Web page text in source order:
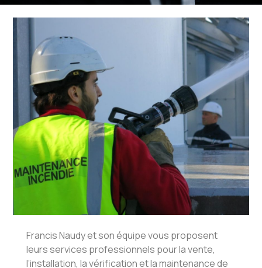
Francis Naudy et son équipe vous proposent
leurs services professionnels pour la vente,
l’installation, la vérification et la maintenance de